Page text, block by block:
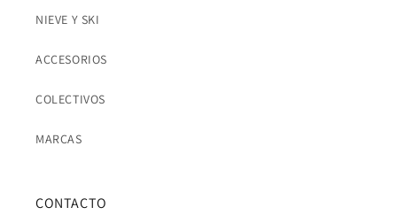
NIEVE Y SKI
ACCESORIOS
COLECTIVOS
MARCAS
CONTACTO